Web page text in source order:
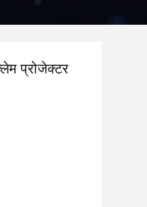
प्रोजेक्टर